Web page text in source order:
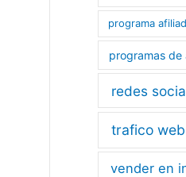
programa
programas de
redes
trafico web
vender en